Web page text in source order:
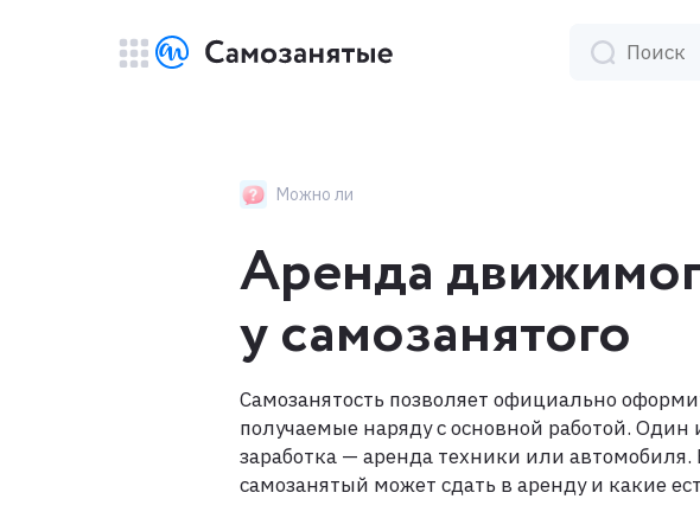
Можно ли
Аренда
у самозанятого
Самозанятость позволяет официально
получаемые наряду с основной работой. Один
заработка — аренда техники или автомобиля.
самозанятый может сдать в аренду и какие